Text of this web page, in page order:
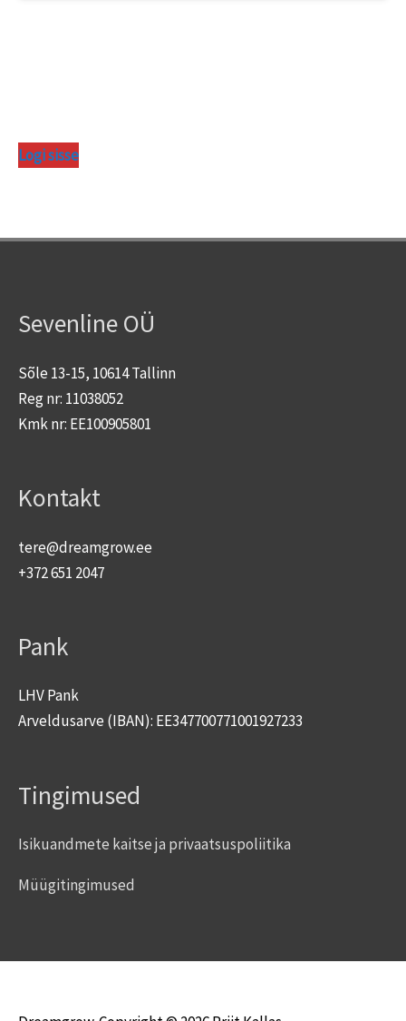
Logi sisse
Sevenline OÜ
Sõle 13-15, 10614 Tallinn
Reg nr: 11038052
Kmk nr: EE100905801
Kontakt
tere@dreamgrow.ee
+372 651 2047
Pank
LHV Pank
Arveldusarve (IBAN): EE347700771001927233
Tingimused
Isikuandmete kaitse ja privaatsuspoliitika
Müügitingimused